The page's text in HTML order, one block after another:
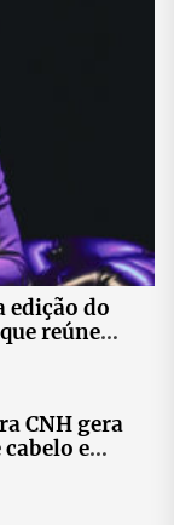
edição do
reúne
e
CNH gera
e